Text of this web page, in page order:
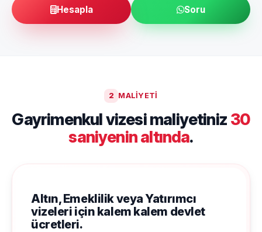
Hesapla Soru
2 MALIYETI
Gayrimenkul vizesi maliyetiniz 30
saniyenin altında.
Altın, Emeklilik veya Yatırımcı
vizeleri için kalem kalem devlet
ücretleri.